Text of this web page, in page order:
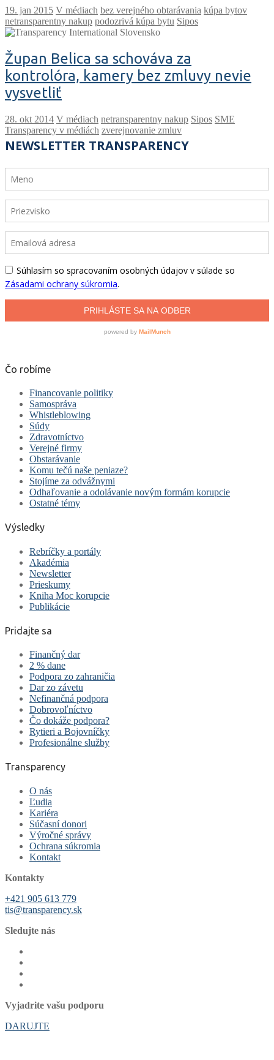
V médiach bez verejného obtarávania kúpa bytov
netransparentny nakup podozrivá kúpa bytu Sipos
Župan Belica sa schováva za
kontrolóra, kamery bez zmluvy nevie
vysvetliť
V médiach netransparentny nakup Sipos SME
Transparency v médiách zverejnovanie zmluv
Čo robíme
Financovanie politiky
Samospráva
Whistleblowing
Súdy
Zdravotníctvo
Verejné firmy
Obstarávanie
Komu tečú naše peniaze?
Stojíme za odvážnymi
Odhaľovanie a odolávanie novým formám korupcie
Ostatné témy
Výsledky
Rebríčky a portály
Akadémia
Newsletter
Prieskumy
Kniha Moc korupcie
Publikácie
Pridajte sa
Finančný dar
2 % dane
Podpora zo zahraničia
Dar zo závetu
Nefinančná podpora
Dobrovoľníctvo
Čo dokáže podpora?
Rytieri a Bojovníčky
Profesionálne služby
Transparency
O nás
Ľudia
Kariéra
Súčasní donori
Výročné správy
Ochrana súkromia
Kontakt
Kontakty
+421 905 613 779
tis@transparency.sk
Sledujte nás
Vyjadrite vašu podporu
DARUJTE